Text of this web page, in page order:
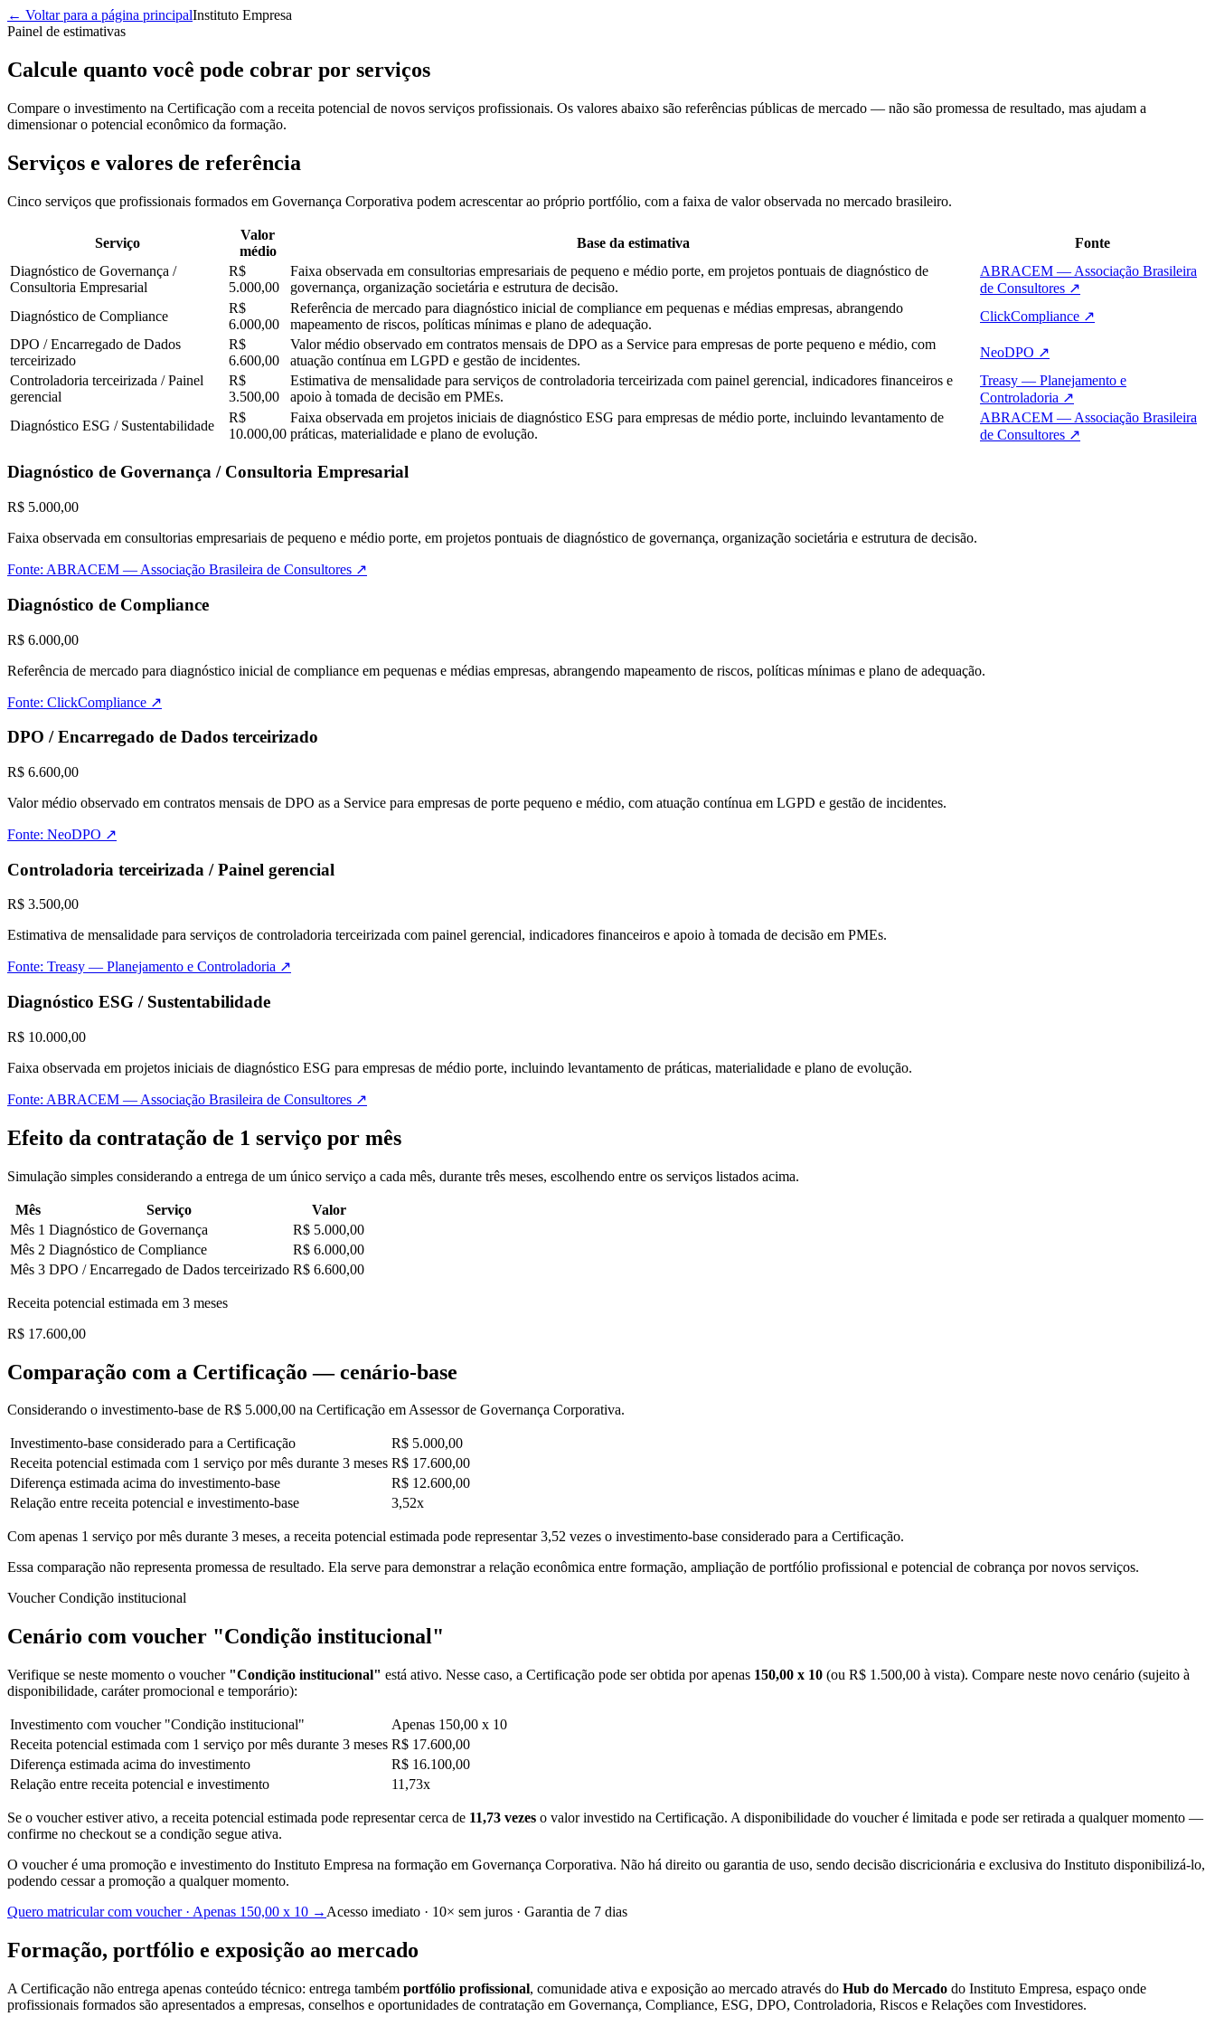
← Voltar para a página principalInstituto Empresa
Painel de estimativas
Calcule quanto você pode cobrar por serviços
Compare o investimento na Certificação com a receita potencial de novos serviços profissionais. Os valores abaixo são referências públicas de mercado — não são promessa de resultado, mas ajudam a
dimensionar o potencial econômico da formação.
Serviços e valores de referência
Cinco serviços que profissionais formados em Governança Corporativa podem acrescentar ao próprio portfólio, com a faixa de valor observada no mercado brasileiro.
Serviço
Valor
médio
Base da estimativa
Fonte
Diagnóstico de Governança /
Consultoria Empresarial
R$
5.000,00
Faixa observada em consultorias empresariais de pequeno e médio porte, em projetos pontuais de diagnóstico de
governança, organização societária e estrutura de decisão.
ABRACEM — Associação Brasileira
de Consultores ↗
Diagnóstico de Compliance
R$
6.000,00
Referência de mercado para diagnóstico inicial de compliance em pequenas e médias empresas, abrangendo
mapeamento de riscos, políticas mínimas e plano de adequação.
ClickCompliance ↗
DPO / Encarregado de Dados
terceirizado
R$
6.600,00
Valor médio observado em contratos mensais de DPO as a Service para empresas de porte pequeno e médio, com
atuação contínua em LGPD e gestão de incidentes.
NeoDPO ↗
Controladoria terceirizada / Painel
gerencial
R$
3.500,00
Estimativa de mensalidade para serviços de controladoria terceirizada com painel gerencial, indicadores financeiros e
apoio à tomada de decisão em PMEs.
Treasy — Planejamento e
Controladoria ↗
Diagnóstico ESG / Sustentabilidade
R$
10.000,00
Faixa observada em projetos iniciais de diagnóstico ESG para empresas de médio porte, incluindo levantamento de
práticas, materialidade e plano de evolução.
ABRACEM — Associação Brasileira
de Consultores ↗
Diagnóstico de Governança / Consultoria Empresarial
R$ 5.000,00
Faixa observada em consultorias empresariais de pequeno e médio porte, em projetos pontuais de diagnóstico de governança, organização societária e estrutura de decisão.
Fonte: ABRACEM — Associação Brasileira de Consultores ↗
Diagnóstico de Compliance
R$ 6.000,00
Referência de mercado para diagnóstico inicial de compliance em pequenas e médias empresas, abrangendo mapeamento de riscos, políticas mínimas e plano de adequação.
Fonte: ClickCompliance ↗
DPO / Encarregado de Dados terceirizado
R$ 6.600,00
Valor médio observado em contratos mensais de DPO as a Service para empresas de porte pequeno e médio, com atuação contínua em LGPD e gestão de incidentes.
Fonte: NeoDPO ↗
Controladoria terceirizada / Painel gerencial
R$ 3.500,00
Estimativa de mensalidade para serviços de controladoria terceirizada com painel gerencial, indicadores financeiros e apoio à tomada de decisão em PMEs.
Fonte: Treasy — Planejamento e Controladoria ↗
Diagnóstico ESG / Sustentabilidade
R$ 10.000,00
Faixa observada em projetos iniciais de diagnóstico ESG para empresas de médio porte, incluindo levantamento de práticas, materialidade e plano de evolução.
Fonte: ABRACEM — Associação Brasileira de Consultores ↗
Efeito da contratação de 1 serviço por mês
Simulação simples considerando a entrega de um único serviço a cada mês, durante três meses, escolhendo entre os serviços listados acima.
Mês Serviço
Valor
Mês 1 Diagnóstico de Governança
R$ 5.000,00
Mês 2 Diagnóstico de Compliance
R$ 6.000,00
Mês 3 DPO / Encarregado de Dados terceirizado R$ 6.600,00
Receita potencial estimada em 3 meses
R$ 17.600,00
Comparação com a Certificação — cenário-base
Considerando o investimento-base de R$ 5.000,00 na Certificação em Assessor de Governança Corporativa.
Investimento-base considerado para a Certificação
R$ 5.000,00
Receita potencial estimada com 1 serviço por mês durante 3 meses R$ 17.600,00
Diferença estimada acima do investimento-base
R$ 12.600,00
Relação entre receita potencial e investimento-base
3,52x
Com apenas 1 serviço por mês durante 3 meses, a receita potencial estimada pode representar 3,52 vezes o investimento-base considerado para a Certificação.
Essa comparação não representa promessa de resultado. Ela serve para demonstrar a relação econômica entre formação, ampliação de portfólio profissional e potencial de cobrança por novos serviços.
Voucher Condição institucional
Cenário com voucher "Condição institucional"
Verifique se neste momento o voucher "Condição institucional" está ativo. Nesse caso, a Certificação pode ser obtida por apenas 150,00 x 10 (ou R$ 1.500,00 à vista). Compare neste novo cenário (sujeito à
disponibilidade, caráter promocional e temporário):
Investimento com voucher "Condição institucional"
Apenas 150,00 x 10
Receita potencial estimada com 1 serviço por mês durante 3 meses R$ 17.600,00
Diferença estimada acima do investimento
R$ 16.100,00
Relação entre receita potencial e investimento
11,73x
Se o voucher estiver ativo, a receita potencial estimada pode representar cerca de 11,73 vezes o valor investido na Certificação. A disponibilidade do voucher é limitada e pode ser retirada a qualquer momento —
confirme no checkout se a condição segue ativa.
O voucher é uma promoção e investimento do Instituto Empresa na formação em Governança Corporativa. Não há direito ou garantia de uso, sendo decisão discricionária e exclusiva do Instituto disponibilizá-lo,
podendo cessar a promoção a qualquer momento.
Quero matricular com voucher · Apenas 150,00 x 10 → Acesso imediato · 10× sem juros · Garantia de 7 dias
Formação, portfólio e exposição ao mercado
A Certificação não entrega apenas conteúdo técnico: entrega também portfólio profissional, comunidade ativa e exposição ao mercado através do Hub do Mercado do Instituto Empresa, espaço onde
profissionais formados são apresentados a empresas, conselhos e oportunidades de contratação em Governança, Compliance, ESG, DPO, Controladoria, Riscos e Relações com Investidores.